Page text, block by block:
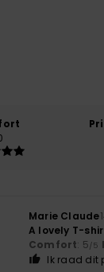
Marie Claude
A lovely T-
Comfort: 5/5
Ik raad dit